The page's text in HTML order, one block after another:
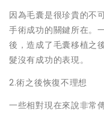
因為毛囊是很珍貴的不
手術成功的關鍵所在。
後，造成了毛囊移植之
髮沒有成功的表現。
2.術之後恢復不理想
一些相對現在來說非常